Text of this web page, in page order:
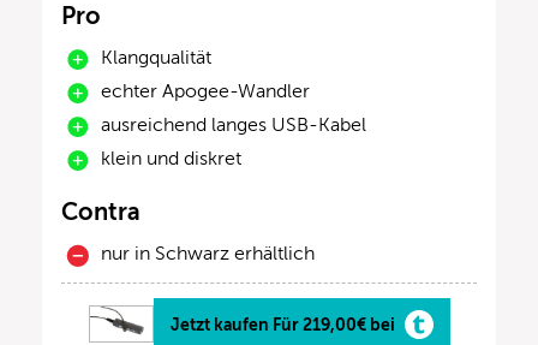
Pro
Klangqualität
echter Apogee-Wandler
ausreichend langes USB-Kabel
klein und diskret
Contra
nur in Schwarz erhältlich
Jetzt kaufen Für 219,00€ bei